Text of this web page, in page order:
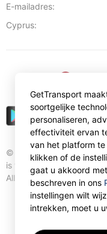
E-mailadres:
Cyprus:
© Gettransport
is trademark of
All rights reserved.
GetTransport
soortgelijke
personaliseren,
effectiviteit ervan
van het platform
klikken of de
gaat u akkoord
beschreven in ons
instellingen wilt
intrekken, moet u